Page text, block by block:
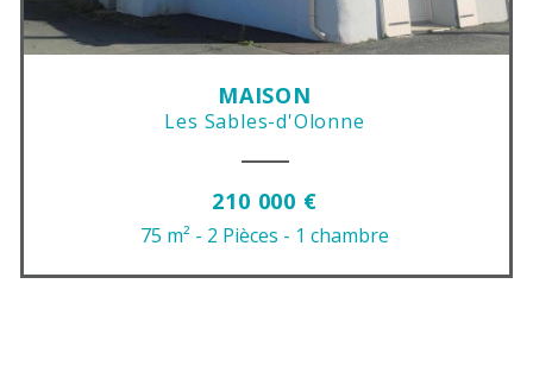
MAISON
Les Sables-d'Olonne
210 000 €
75 m² - 2 Pièces - 1 chambre